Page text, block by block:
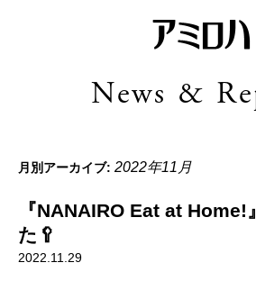
News &
月別アーカイブ: 2022年11月
『NANAIRO Eat at Home!
た🥄
2022.11.29